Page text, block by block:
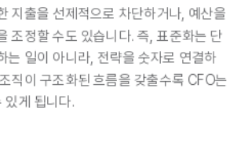
지출을 선제적으로 차단하거나, 예산을
조정할 수도 있습니다. 즉, 표준화는 단
는 일이 아니라, 전략을 숫자로 연결하
직이 구조화된 흐름을 갖출수록 CFO는
있게 됩니다.